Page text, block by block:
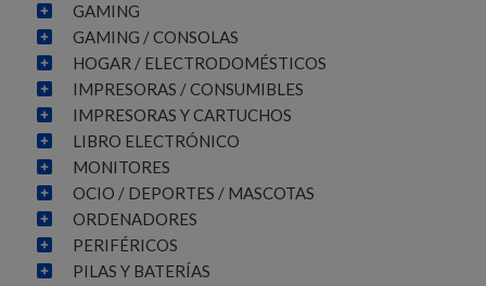
GAMING
GAMING / CONSOLAS
HOGAR / ELECTRODOMÉSTICOS
IMPRESORAS / CONSUMIBLES
IMPRESORAS Y CARTUCHOS
LIBRO ELECTRÓNICO
MONITORES
OCIO / DEPORTES / MASCOTAS
ORDENADORES
PERIFÉRICOS
PILAS Y BATERÍAS